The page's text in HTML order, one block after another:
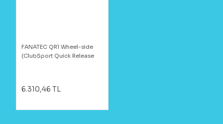
FANATEC QR1 Wheel-side
(ClubSport Quick Release
6.310,46 TL